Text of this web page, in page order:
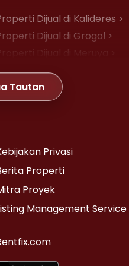
Dijual di Kalideres >
Dijual di Grogol >
Properti Dijual di Meruya >
Dijual di Joglo >
Dijual di Senen >
Properti Dijual di Cikini >
Properti Dijual di Pasar Baru >
Dijual di Lebak Bulus >
Tautan
Privasi
Properti
Proyek
Management Service